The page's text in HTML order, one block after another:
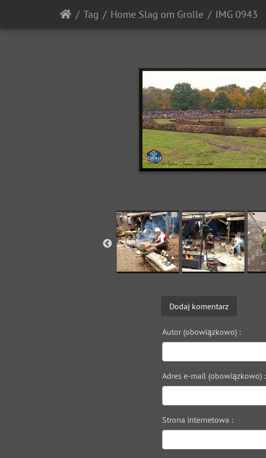
Tag Home Slag om Grolle IMG 0943
Dodaj komentarz
Autor (obowiązkowo) :
Adres e-mail (obowiązkowo) :
Strona internetowa :